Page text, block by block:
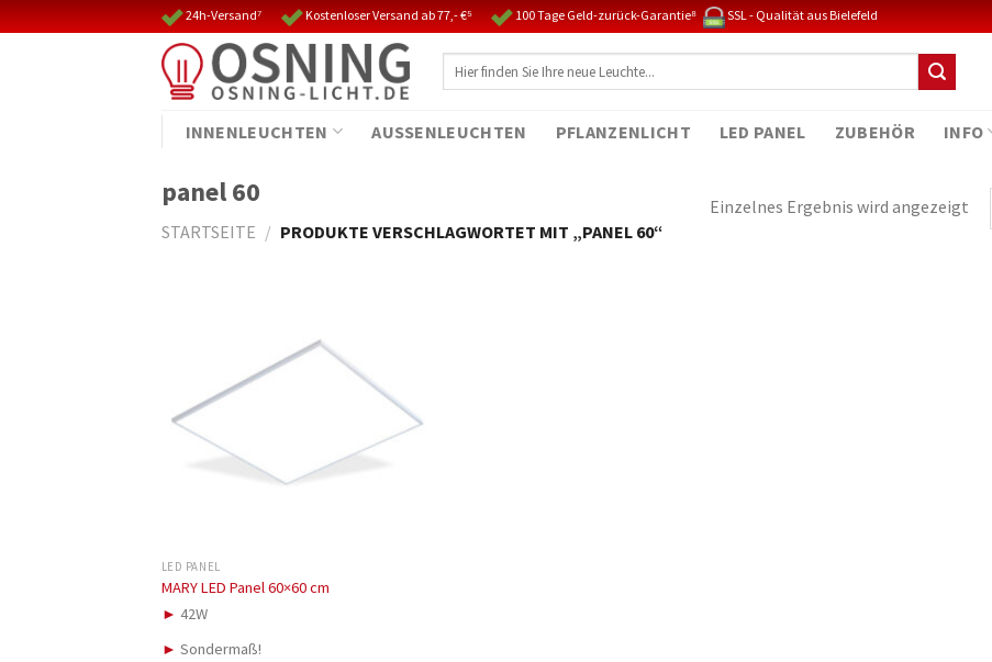
Skip
to
24h-Versand⁷ Kostenloser Versand ab 77,- €⁵ 100 Tage Geld-zurück-Garantie⁸ SSL - Qualität aus Bielefeld
Suche
INNENLEUCHTEN AUSSENLEUCHTEN PFLANZENLICHT LED PANEL ZUBEHÖR INFO
panel 60
STARTSEITE / PRODUKTE VERSCHLAGWORTET MIT „PANEL 60“
Einzelnes Ergebnis wird angezeigt
LED PANEL
MARY LED Panel 60×60 cm
► 42W
► Sondermaß!